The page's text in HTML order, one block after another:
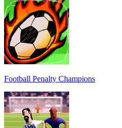
Football Penalty Champions